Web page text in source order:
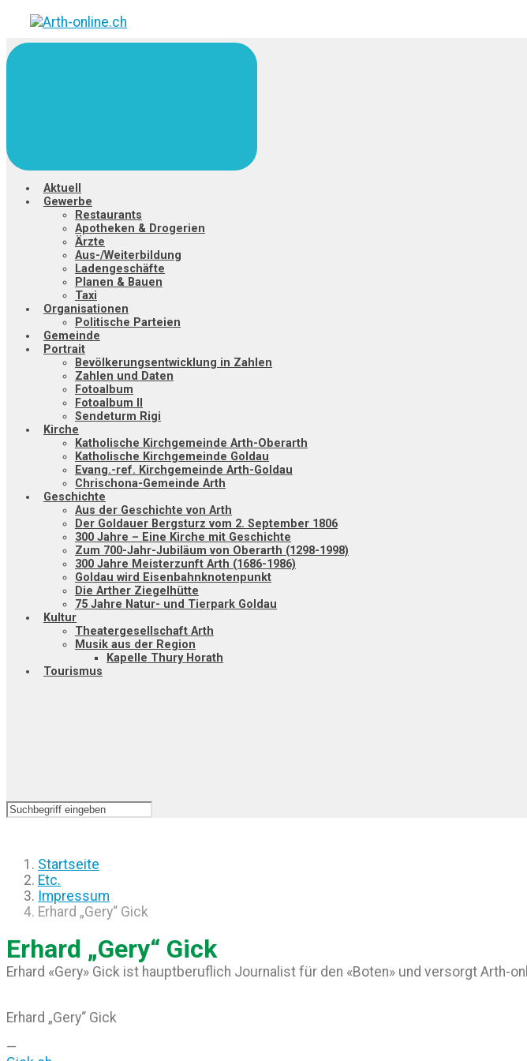
Zum
Hauptinhalt
springen
Aktuell
Gewerbe
Restaurants
Apotheken & Drogerien
Ärzte
Aus-/Weiterbildung
Ladengeschäfte
Planen & Bauen
Taxi
Organisationen
Politische Parteien
Gemeinde
Portrait
Bevölkerungsentwicklung in Zahlen
Zahlen und Daten
Fotoalbum
Fotoalbum II
Sendeturm Rigi
Kirche
Katholische Kirchgemeinde Arth-Oberarth
Katholische Kirchgemeinde Goldau
Evang.-ref. Kirchgemeinde Arth-Goldau
Chrischona-Gemeinde Arth
Geschichte
Aus der Geschichte von Arth
Der Goldauer Bergsturz vom 2. September 1806
300 Jahre – Eine Kirche mit Geschichte
Zum 700-Jahr-Jubiläum von Oberarth (1298-1998)
300 Jahre Meisterzunft Arth (1686-1986)
Goldau wird Eisenbahnknotenpunkt
Die Arther Ziegelhütte
75 Jahre Natur- und Tierpark Goldau
Kultur
Theatergesellschaft Arth
Musik aus der Region
Kapelle Thury Horath
Tourismus
Startseite
Etc.
Impressum
Erhard „Gery“ Gick
Erhard „Gery“ Gick
Erhard «Gery» Gick ist hauptberuflich Journalist für den «Boten» und versorgt Arth-
Erhard „Gery“ Gick
—